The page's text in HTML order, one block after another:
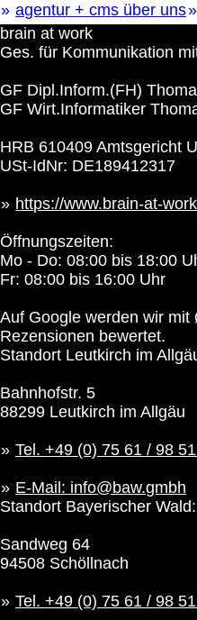
agentur + cms über uns
brain at work
Ges. für Kommunikation
GF Dipl.Inform.(FH)
GF Wirt.Informatiker
HRB 610409 Amtsgericht
USt-IdNr: DE189412317
https://www.brain-at-
Öffnungszeiten:
Mo - Do: 08:00 bis 18:00
Fr: 08:00 bis 16:00 Uhr
Auf Google werden wir
Rezensionen bewertet.
Standort Leutkirch im
Bahnhofstr. 5
88299 Leutkirch im Allgäu
Tel. +49 (0) 75 61 / 98
E-Mail: info@baw.gmbh
Standort Bayerischer Wald:
Sandweg 64
94508 Schöllnach
Tel. +49 (0) 75 61 / 98